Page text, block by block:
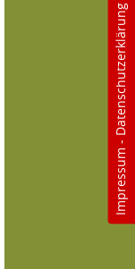
Impressum
-
Datenschutzerklärung